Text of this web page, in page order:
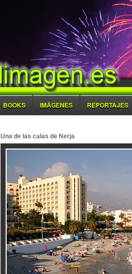
BOOKS IMÁGENES REPORTAJES
Una de las calas de Nerja